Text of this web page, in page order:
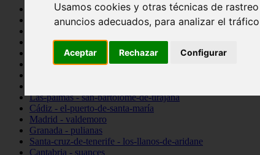
Usamos cookies y otras técnicas de
anuncios adecuados, para analizar el
Aceptar Rechazar Configurar
Barcelona - barcelona
Ciudad-real - montiel
Santa-cruz-de-tenerife - guía-de-isora
La-rioja - casalarreina
Almería - roquetas-de-mar
Madrid - pozuelo-de-alarcón
Las-palmas - san-bartolomé-de-tirajana
Cádiz - el-puerto-de-santa-maría
Madrid - valdemoro
Granada - pulianas
Santa-cruz-de-tenerife - los-llanos-de-aridane
Cantabria - suances